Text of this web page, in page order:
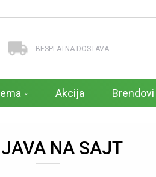
BESPLATNA DOSTAVA
Akcija Brendovi
NA SAJT